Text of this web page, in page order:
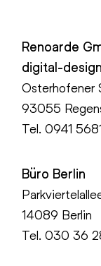
Renoarde
digital-
Osterhofener
93055
Tel.0941
Büro Berlin
14089 Berlin
Tel.030 36